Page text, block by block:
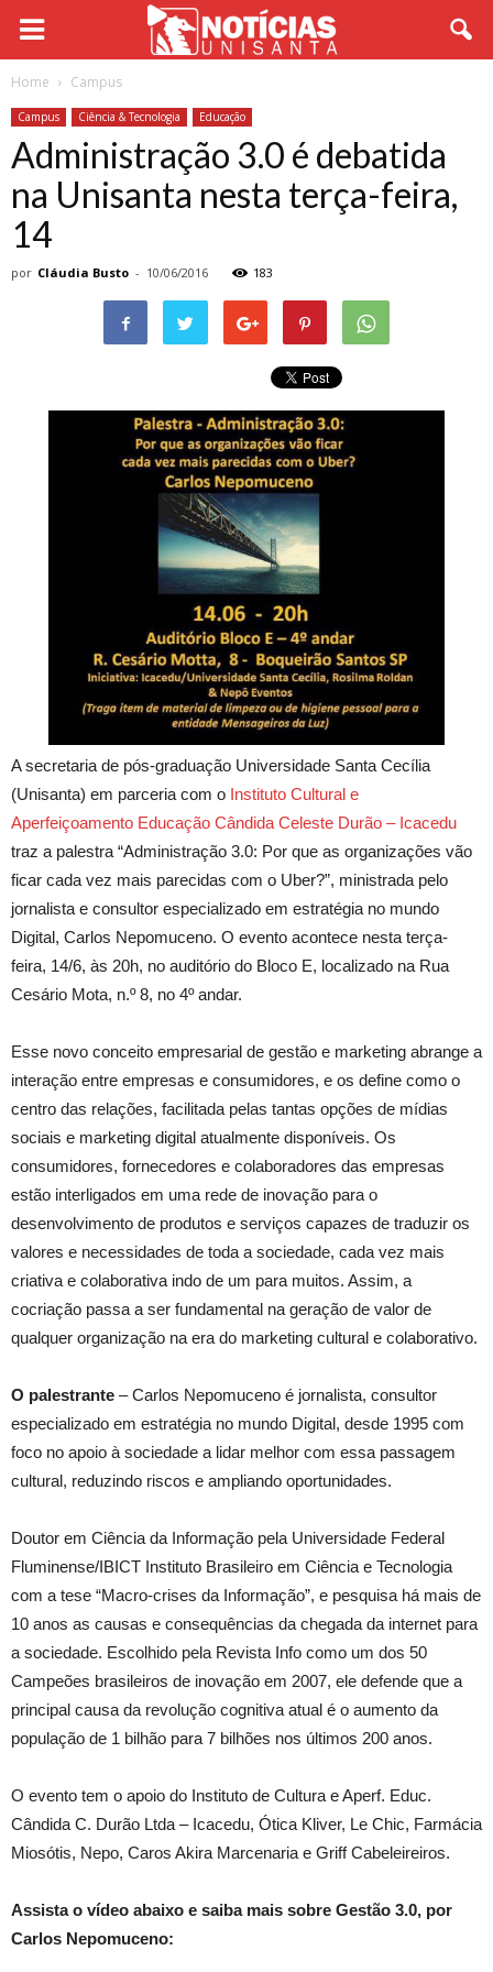
Home Campus
Campus Ciência & Tecnologia Educação
Administração 3.0 é debatida
na Unisanta nesta terça-feira,
14
por Cláudia Busto - 10/06/2016 183
A secretaria de pós-graduação Universidade Santa Cecília
(Unisanta) em parceria com o Instituto Cultural e
Aperfeiçoamento Educação Cândida Celeste Durão – Icacedu
traz a palestra “Administração 3.0: Por que as organizações vão
ficar cada vez mais parecidas com o Uber?”, ministrada pelo
jornalista e consultor especializado em estratégia no mundo
Digital, Carlos Nepomuceno. O evento acontece nesta terça-
feira, 14/6, às 20h, no auditório do Bloco E, localizado na Rua
Cesário Mota, n.º 8, no 4º andar.
Esse novo conceito empresarial de gestão e marketing abrange a
interação entre empresas e consumidores, e os define como o
centro das relações, facilitada pelas tantas opções de mídias
sociais e marketing digital atualmente disponíveis. Os
consumidores, fornecedores e colaboradores das empresas
estão interligados em uma rede de inovação para o
desenvolvimento de produtos e serviços capazes de traduzir os
valores e necessidades de toda a sociedade, cada vez mais
criativa e colaborativa indo de um para muitos. Assim, a
cocriação passa a ser fundamental na geração de valor de
qualquer organização na era do marketing cultural e colaborativo.
O palestrante – Carlos Nepomuceno é jornalista, consultor
especializado em estratégia no mundo Digital, desde 1995 com
foco no apoio à sociedade a lidar melhor com essa passagem
cultural, reduzindo riscos e ampliando oportunidades.
Doutor em Ciência da Informação pela Universidade Federal
Fluminense/IBICT Instituto Brasileiro em Ciência e Tecnologia
com a tese “Macro-crises da Informação”, e pesquisa há mais de
10 anos as causas e consequências da chegada da internet para
a sociedade. Escolhido pela Revista Info como um dos 50
Campeões brasileiros de inovação em 2007, ele defende que a
principal causa da revolução cognitiva atual é o aumento da
população de 1 bilhão para 7 bilhões nos últimos 200 anos.
O evento tem o apoio do Instituto de Cultura e Aperf. Educ.
Cândida C. Durão Ltda – Icacedu, Ótica Kliver, Le Chic, Farmácia
Miosótis, Nepo, Caros Akira Marcenaria e Griff Cabeleireiros.
Assista o vídeo abaixo e saiba mais sobre Gestão 3.0, por
Carlos Nepomuceno: